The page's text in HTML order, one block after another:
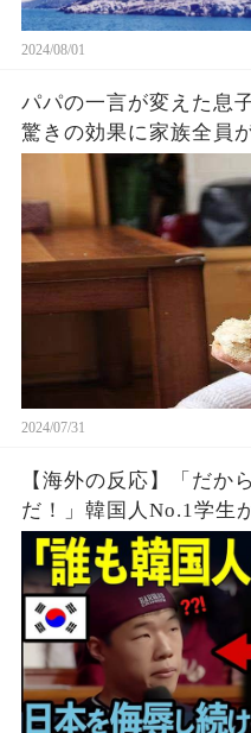
2024/08/01
パパの一言が変えた息
驚きの効果に家族全員
2024/07/31
【海外の反応】「だか
だ！」韓国人No.1学生
後…ハーバード大学教